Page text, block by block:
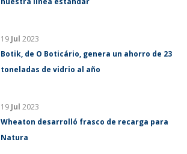
19 Jul 2023
Botik, de O Boticário, genera un ahorro de 23
toneladas de vidrio al año
19 Jul 2023
Wheaton desarrolló frasco de recarga para
Natura